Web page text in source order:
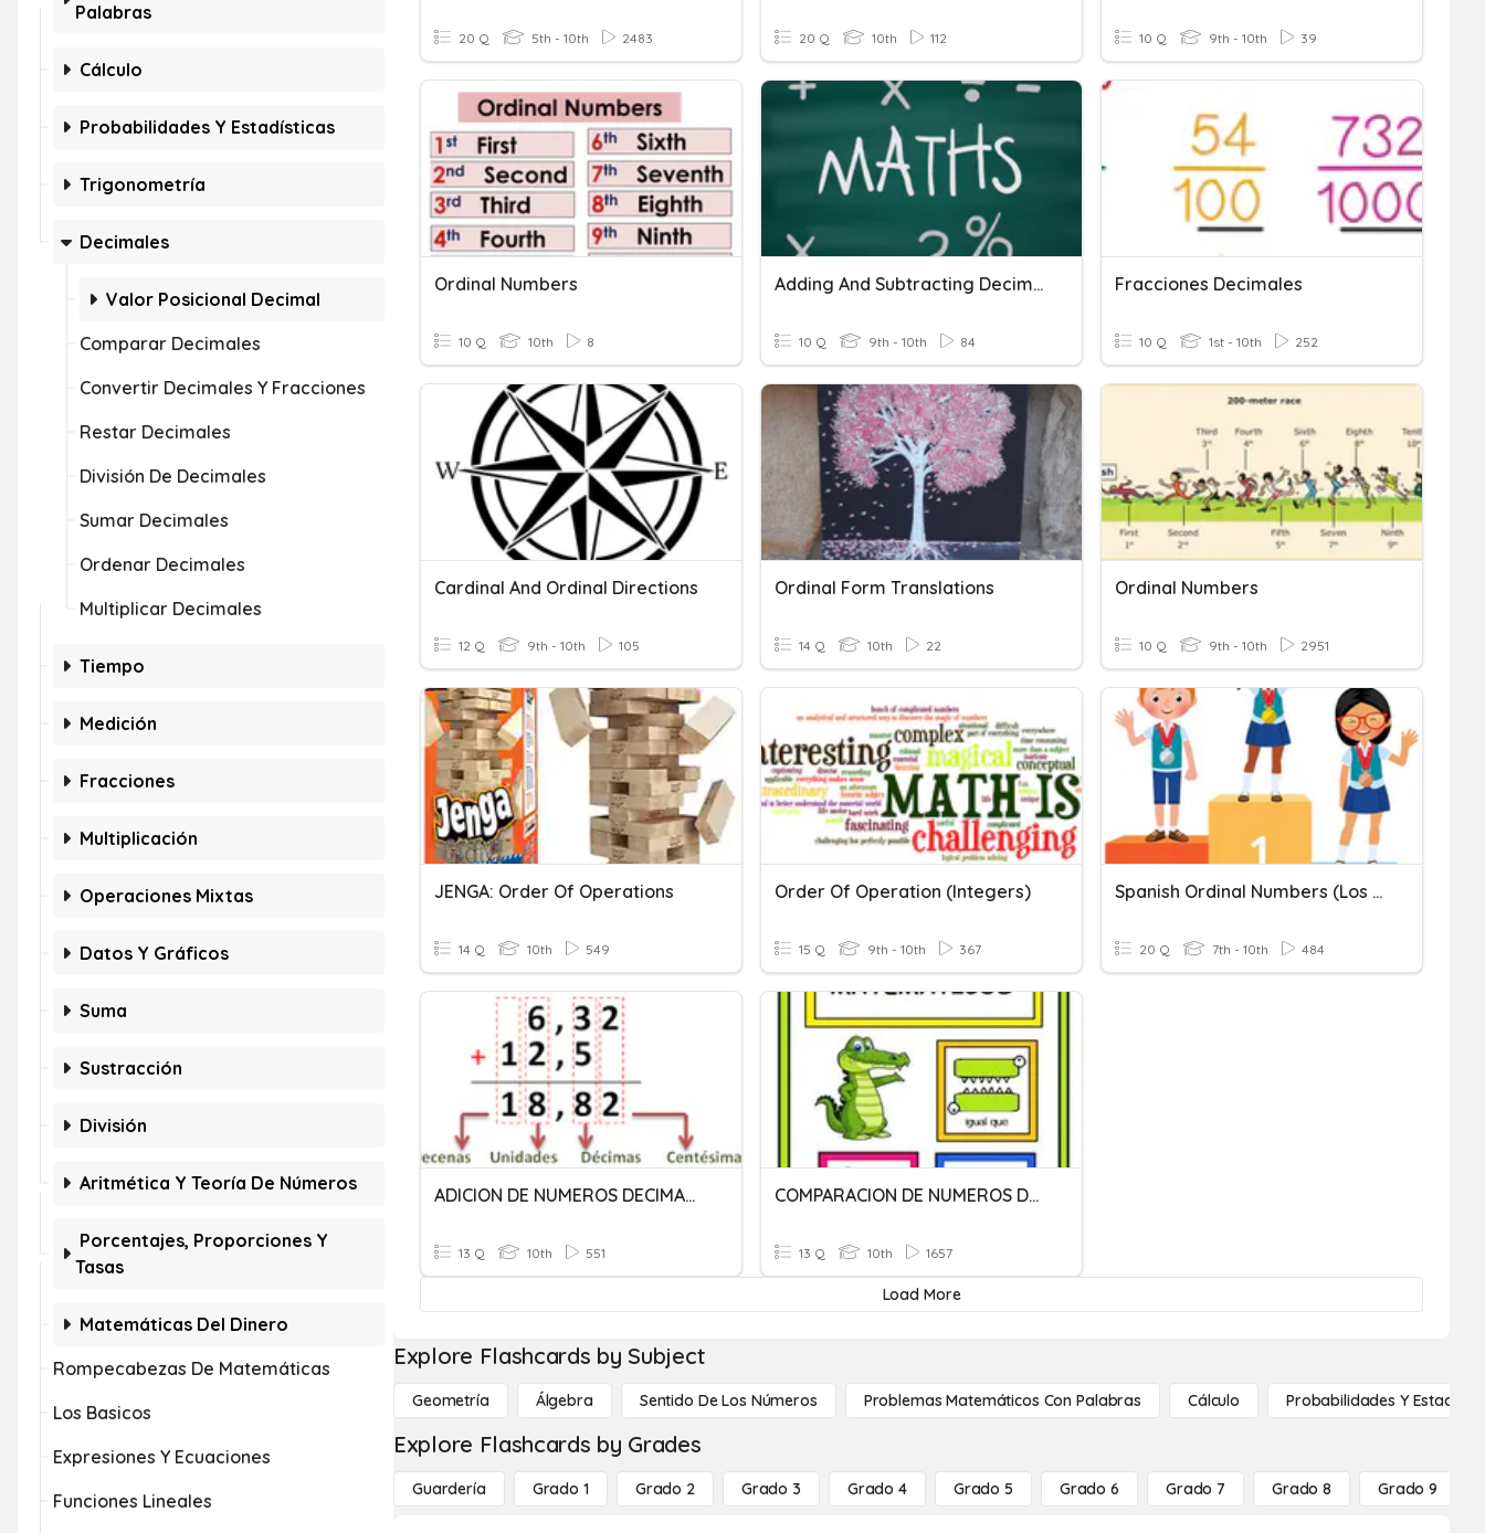
Palabras
Cálculo
Probabilidades Y Estadísticas
Trigonometría
Decimales
Valor Posicional Decimal
Comparar Decimales
Convertir Decimales Y Fracciones
Restar Decimales
División De Decimales
Sumar Decimales
Ordenar Decimales
Multiplicar Decimales
Tiempo
Medición
Fracciones
Multiplicación
Operaciones Mixtas
Datos Y Gráficos
Suma
Sustracción
División
Aritmética Y Teoría De Números
Porcentajes, Proporciones Y
Tasas
Matemáticas Del Dinero
Rompecabezas De Matemáticas
Los Basicos
Expresiones Y Ecuaciones
Funciones Lineales
20 Q 5th - 10th 2483 20 Q 10th 112 10 Q 9th - 10th 39
Ordinal Numbers
10 Q 10th 8
Adding And Subtracting Decimals
10 Q 9th - 10th 84
Fracciones Decimales
10 Q 1st - 10th 252
Cardinal And Ordinal Directions
12 Q 9th - 10th 105
Ordinal Form Translations
14 Q 10th 22
Ordinal Numbers
10 Q 9th - 10th 2951
JENGA: Order Of Operations
14 Q 10th 549
Order Of Operation (Integers)
15 Q 9th - 10th 367
Spanish Ordinal Numbers (Los Números Ordinales)
20 Q 7th - 10th 484
ADICION DE NUMEROS DECIMALES
13 Q 10th 551
COMPARACION DE NUMEROS DECIMALES
13 Q 10th 1657
Load More
Explore Flashcards by Subject
Geometría Álgebra Sentido De Los Números Problemas Matemáticos Con Palabras Cálculo Probabilidades Y
Explore Flashcards by Grades
Guardería Grado 1 Grado 2 Grado 3 Grado 4 Grado 5 Grado 6 Grado 7 Grado 8 Grado 9